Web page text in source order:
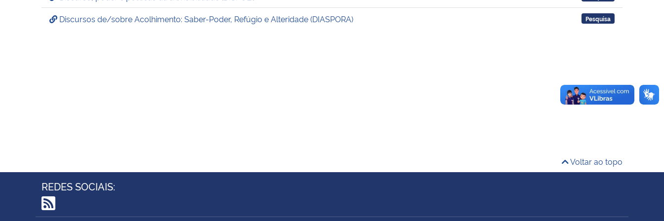
Discursos de/sobre Acolhimento: Saber-Poder, Refúgio e Alteridade (DIASPORA) Pesquisa
Voltar ao topo
REDES SOCIAIS: